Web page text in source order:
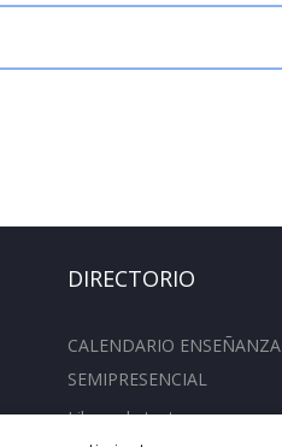
DIRECTORIO
CALENDARIO ENSEÑANZA
SEMIPRESENCIAL
Libros de texto